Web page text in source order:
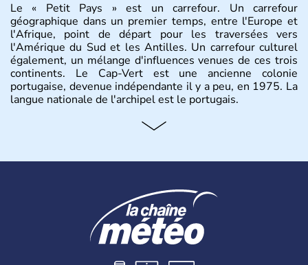
Le « Petit Pays » est un carrefour. Un carrefour
géographique dans un premier temps, entre l'Europe et
l'Afrique, point de départ pour les traversées vers
l'Amérique du Sud et les Antilles. Un carrefour culturel
également, un mélange d'influences venues de ces trois
continents. Le Cap-Vert est une ancienne colonie
portugaise, devenue indépendante il y a peu, en 1975. La
langue nationale de l'archipel est le portugais.